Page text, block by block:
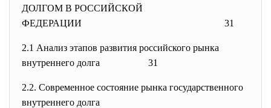
ДОЛГОМ В РОССИЙСКОЙ
ФЕДЕРАЦИИ
31
2.1 Анализ этапов развития российского рынка
внутреннего долга 31
2.2. Современное состояние рынка государственного
внутреннего долга